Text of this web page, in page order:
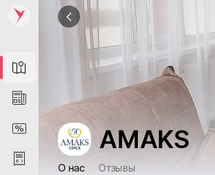
Map
News
DiscountCard
Purchases
AMAKS
О нас Отзывы